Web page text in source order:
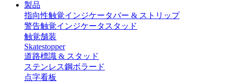
製品
指向性触覚インジケータバー & ストリップ
警告触覚インジケータスタッド
触覚舗装
Skatestopper
道路標識 & スタッド
ステンレス鋼ボラード
点字看板